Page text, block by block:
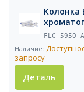
Колонка
330 г, 1
FLC-5950-
запросу
Деталь